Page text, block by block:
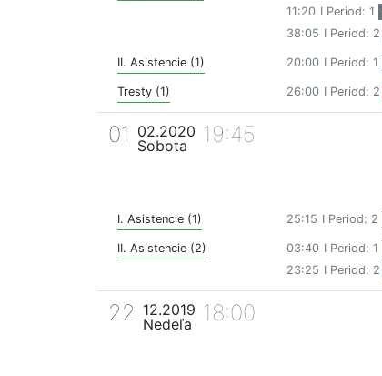
11:20 I Period: 1
38:05 I Period: 2
II. Asistencie (1) 20:00 I Period: 1
Tresty (1) 26:00 I Period: 2
01
02.2020
Sobota
19:45
I. Asistencie (1) 25:15 I Period: 2
II. Asistencie (2) 03:40 I Period: 1
23:25 I Period: 2
22 12.2019
Nedeľa
18:00